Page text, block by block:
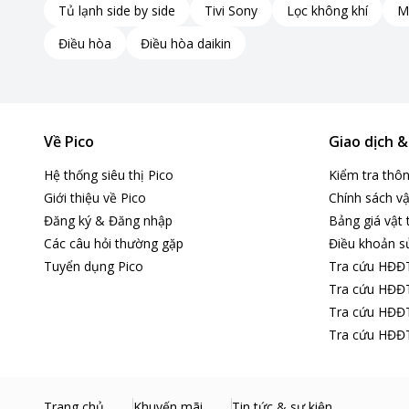
RAM DDR4 16GB đa nhiệm tốt, mở nhiều Tab cùng lúc
Tủ lạnh side by side
Tivi Sony Lọc không khí
Điều hòa
Điều hòa daikin
Về Pico
Hệ thống siêu thị Pico
Giới thiệu về Pico
Đăng ký & Đăng nhập
Các câu hỏi thường gặp
Tuyển dụng Pico
Giao dịch
Kiểm tra
Chính sách
Bảng giá vật
Điều khoản
Tra cứu
Tra cứu
Tra cứu
Tra cứu